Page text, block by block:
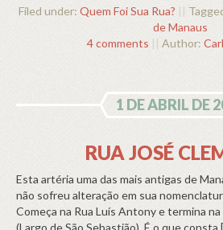
Filed under: Quem Foi Sua Rua? ||
de Manaus
4 comments || Author:
1 DE ABRIL DE
RUA JOSÉ
Esta artéria uma das mais antigas de
não sofreu alteração em sua
Começa na Rua Luís Antony e termina
(Largo de São Sebastião). É o que consta